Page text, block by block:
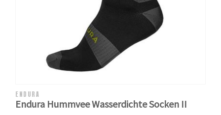
ENDURA
Endura Hummvee Wasserdichte Socken II